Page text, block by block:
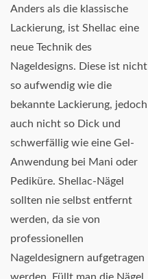
Anders als die klassische
Lackierung, ist Shellac eine
neue Technik des
Nageldesigns. Diese ist nicht
so aufwendig wie die
bekannte Lackierung, jedoch
auch nicht so Dick und
schwerfällig wie eine Gel-
Anwendung bei Mani oder
Pediküre. Shellac-Nägel
sollten nie selbst entfernt
werden, da sie von
professionellen
Nageldesignern aufgetragen